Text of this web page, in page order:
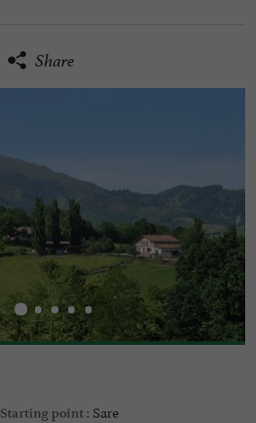
Share
Starting point : Sare